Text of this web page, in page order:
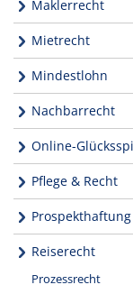
Maklerrecht
Mietrecht
Mindestlohn
Nachbarrecht
Online-
Pflege & Recht
Prospekthaftung
Reiserecht
Prozessrecht